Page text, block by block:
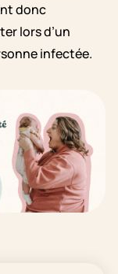
donc
lors d’un
infectée.